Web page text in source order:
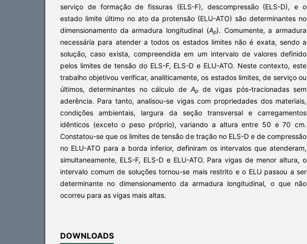
serviço de formação de fissuras (ELS-F), descompressão (ELS-D), e o
estado limite último no ato da protensão (ELU-ATO) são determinantes no
dimensionamento da armadura longitudinal (Ap). Comumente, a armadura
necessária para atender a todos os estados limites não é exata, sendo a
solução, caso exista, compreendida em um intervalo de valores definido
pelos limites de tensão do ELS-F, ELS-D e ELU-ATO. Neste contexto, este
trabalho objetivou verificar, analiticamente, os estados limites, de serviço ou
últimos, determinantes no cálculo deAp
de vigas pós-tracionadas sem
aderência. Para tanto, analisou-se vigas com propriedades dos materiais,
condições ambientais, largura da seção transversal e carregamentos
idênticos (exceto o peso próprio), variando a altura entre 50 e 70 cm.
Constatou-se que os limites de tensão de tração no ELS-D e de compressão
no ELU-ATO para a borda inferior, definiram os intervalos que atenderam,
simultaneamente, ELS-F, ELS-D e ELU-ATO. Para vigas de menor altura, o
intervalo comum de soluções tornou-se mais restrito e o ELU passou a ser
determinante no dimensionamento da armadura longitudinal, o que não
ocorreu para as vigas mais altas.
DOWNLOADS